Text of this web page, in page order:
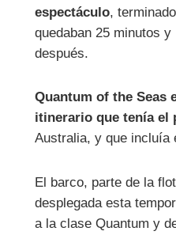
espectáculo,
quedaban 25 minutos
después.
Quantum of the Seas
itinerario que tenía el
Australia, y que incluía
El barco, parte de la
desplegada esta
a la clase Quantum y